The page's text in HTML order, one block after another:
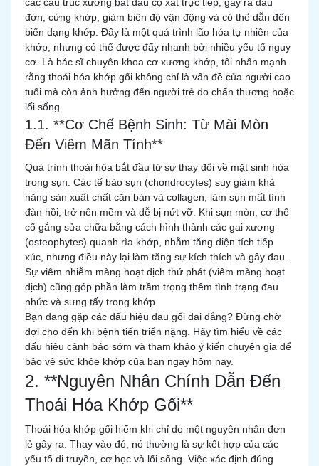
đớn, cứng khớp, giảm biên độ vận động và có thể dẫn đến
biến dạng khớp. Đây là một quá trình lão hóa tự nhiên của
khớp, nhưng có thể được đẩy nhanh bởi nhiều yếu tố nguy
cơ. Là bác sĩ chuyên khoa cơ xương khớp, tôi nhấn mạnh
rằng thoái hóa khớp gối không chỉ là vấn đề của người cao
tuổi mà còn ảnh hưởng đến người trẻ do chấn thương hoặc
lối sống.
1.1. **Cơ Chế Bệnh Sinh: Từ Mài Mòn
Đến Viêm Mãn Tính**
Quá trình thoái hóa bắt đầu từ sự thay đổi về mặt sinh hóa
trong sụn. Các tế bào sụn (chondrocytes) suy giảm khả
năng sản xuất chất căn bản và collagen, làm sụn mất tính
đàn hồi, trở nên mềm và dễ bị nứt vỡ. Khi sụn mòn, cơ thể
cố gắng sửa chữa bằng cách hình thành các gai xương
(osteophytes) quanh rìa khớp, nhằm tăng diện tích tiếp
xúc, nhưng điều này lại làm tăng sự kích thích và gây đau.
Sự viêm nhiễm màng hoạt dịch thứ phát (viêm màng hoạt
dịch) cũng góp phần làm trầm trọng thêm tình trạng đau
nhức và sưng tấy trong khớp.
Bạn đang gặp các dấu hiệu đau gối dai dẳng? Đừng chờ
đợi cho đến khi bệnh tiến triển nặng. Hãy tìm hiểu về các
dấu hiệu cảnh báo sớm và tham khảo ý kiến chuyên gia để
bảo vệ sức khỏe khớp của bạn ngay hôm nay.
2. **Nguyên Nhân Chính Dẫn Đến
Thoái Hóa Khớp Gối**
Thoái hóa khớp gối hiếm khi chỉ do một nguyên nhân đơn
lẻ gây ra. Thay vào đó, nó thường là sự kết hợp của các
yếu tố di truyền, cơ học và lối sống. Việc xác định đúng